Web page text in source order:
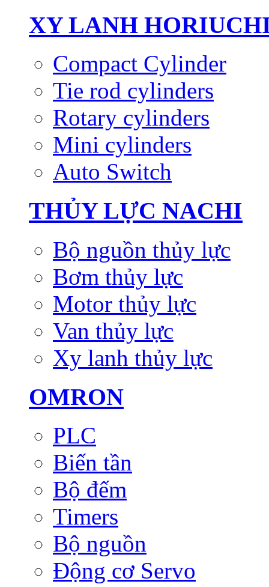
XY LANH
Compact Cylinder
Tie rod cylinders
Rotary cylinders
Mini cylinders
Auto Switch
THỦY LỰC NACHI
Bộ nguồn thủy lực
Bơm thủy lực
Motor thủy lực
Van thủy lực
Xy lanh thủy lực
OMRON
PLC
Biến tần
Bộ đếm
Timers
Bộ nguồn
Động cơ Servo